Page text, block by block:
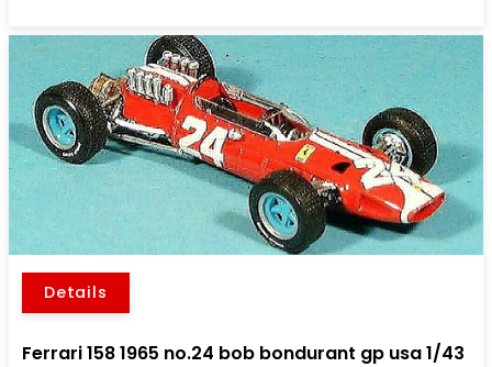
Details
Ferrari 158 1965 no.24 bob bondurant gp usa 1/43